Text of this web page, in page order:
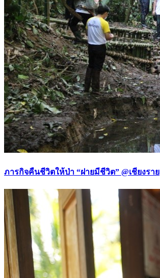
ภารกิจคืนชีวิตให้ป่า “ฝายมีชีวิต” @เชียงราย